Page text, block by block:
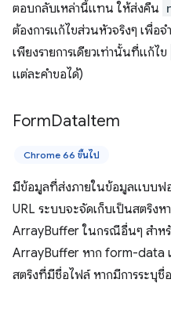
ตอบกลับเหล่านี้แทน ให้ส่งคืน
ต้องการแก้ไขส่วนหัวจริงๆ เพื่อ
เพียงรายการเดียวเท่านั้นที่แก้ไข
แต่ละคำขอได้)
FormDataItem
Chrome 66 ขึ้นไป
มีข้อมูลที่ส่งภายในข้อมูลแบบฟ
URL ระบบจะจัดเก็บเป็นสตริง
ArrayBuffer ในกรณีอื่นๆ สำห
ArrayBuffer หาก form-data
สตริงที่มีชื่อไฟล์ หากมีการระบุชื่